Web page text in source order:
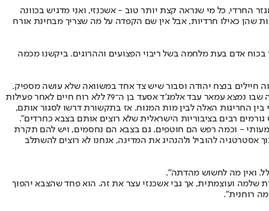
החרדי, כל מי שנראה קצת יותר טוב - אשכנזי, ואני מדגיש בכוונה
שהן כאילו חרדיות, אבל אין שם הקפדה על מה שצריך מבחינת אורח
אדם בעת מלחמה בשל ריבוי הפצועים וההרוגים. ביקשנו מכמה
חיילים בנצח יהודה וסבור שיש צד אחד במשוואה שלא עושה מספיק.
"קראו להם חיות, פראי אדם, מחפשים אותם. הייתי עד פעמים רבות לניפוח תקשורתי חסר פרופורציה לאירועים שהוצגו באופן שגוי ושלילי, כמו במקרה שבו נמצא עמאר עבד אלמג'ד אסעד בן ה־79 ללא רוח חיים לאחר פעילות
החריגות האלה לבין מות המנוח. אז בתקשורת דרשו לסגור אותם,
רבים בציבוריות הישראלית שלא רוצים אותם בצבא כחרדים".
- וכמה רפש הם חוטפים. גם בצבא הם נחסמים, ויש להם תקרת
להוביל ולהנהיג את המדינה, אנחנו לא רוצים להשתלב
ואין מה לחשוש מהדתה".
שלמה ועוצמתית, אך גבי אשכנזי עצר את זה. הוא פחד שהצבא יהפוך
רוחנית".